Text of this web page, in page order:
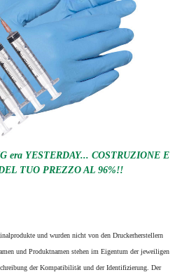
era YESTERDAY... COSTRUZIONE E
TUO PREZZO AL 96%!!
und wurden nicht von den Druckerherstellern
und Produktnamen stehen im Eigentum der jeweiligen
der Kompatibilität und der Identifizierung. Der